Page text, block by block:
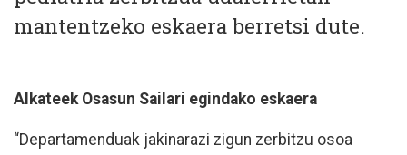
mantentzeko eskaera berretsi dute.
Alkateek Osasun Sailari egindako eskaera
“Departamenduak jakinarazi zigun zerbitzu osoa